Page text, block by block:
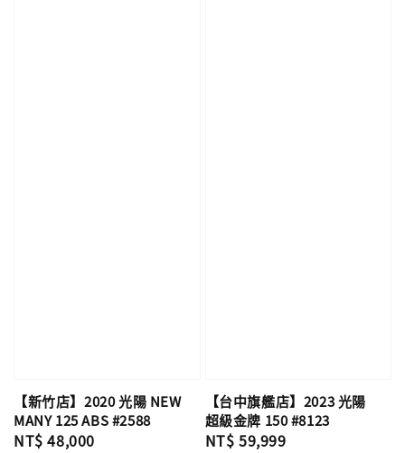
【新竹店】2020 光陽 NEW
MANY 125 ABS #2588
Regular
NT$ 48,000
【台中旗艦店】2023 光陽
超級金牌 150 #8123
Regular
NT$ 59,999